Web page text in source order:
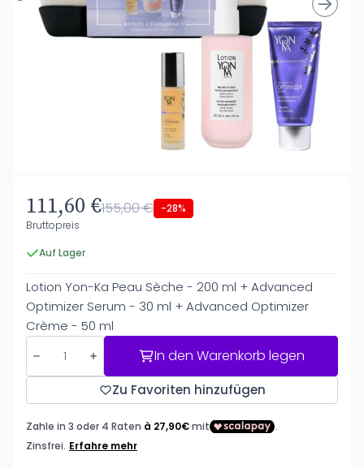
111,60 €155,00 € -28%
Bruttopreis
Auf Lager
Lotion Yon-Ka Peau Sèche - 200 ml + Advanced
Optimizer Serum - 30 ml + Advanced Optimizer
Crème - 50 ml
In den Warenkorb legen
Zu Favoriten hinzufügen